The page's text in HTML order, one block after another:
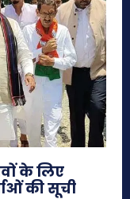
के लिए
की सूची